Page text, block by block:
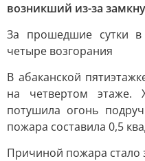
возникший из-за
За прошедшие сутки в
четыре возгорания
В абаканской
на четвертом этаже.
потушила огонь
пожара составила 0,5
Причиной пожара стало